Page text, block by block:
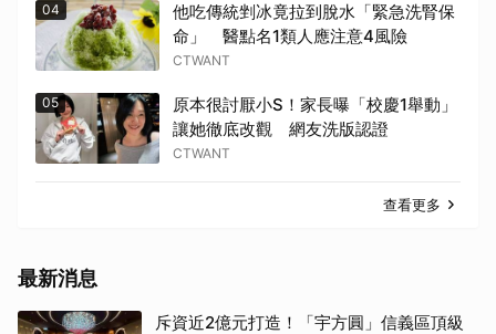
04
他吃傳統剉冰竟拉到脫水「緊急洗腎保
命」 醫點名1類人應注意4風險
CTWANT
05
原本很討厭小S！家長曝「校慶1舉動」
讓她徹底改觀 網友洗版認證
CTWANT
查看更多
最新消息
斥資近2億元打造！「宇方圓」信義區頂級